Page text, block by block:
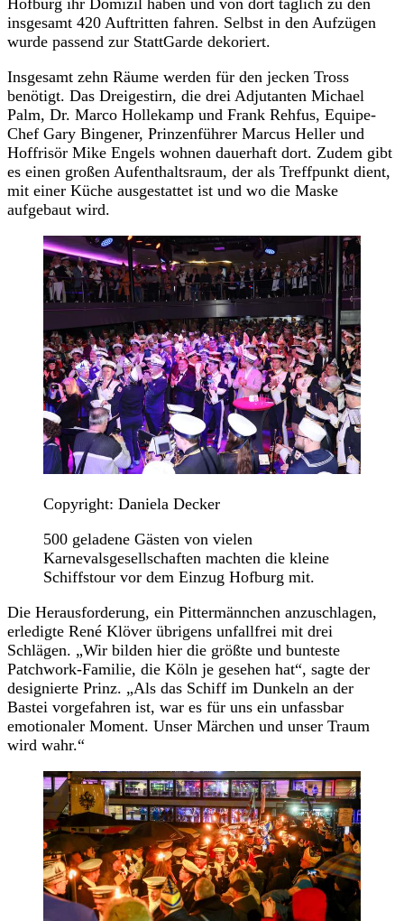
insgesamt 420 Auftritten fahren. Selbst in den Aufzügen
wurde passend zur StattGarde dekoriert.
Insgesamt zehn Räume werden für den jecken Tross
benötigt. Das Dreigestirn, die drei Adjutanten Michael
Palm, Dr. Marco Hollekamp und Frank Rehfus, Equipe-
Chef Gary Bingener, Prinzenführer Marcus Heller und
Hoffrisör Mike Engels wohnen dauerhaft dort. Zudem gibt
es einen großen Aufenthaltsraum, der als Treffpunkt dient,
mit einer Küche ausgestattet ist und wo die Maske
aufgebaut wird.
Copyright: Daniela Decker
500 geladene Gästen von vielen
Karnevalsgesellschaften machten die kleine
Schiffstour vor dem Einzug Hofburg mit.
Die Herausforderung, ein Pittermännchen anzuschlagen,
erledigte René Klöver übrigens unfallfrei mit drei
Schlägen. „Wir bilden hier die größte und bunteste
Patchwork-Familie, die Köln je gesehen hat“, sagte der
designierte Prinz. „Als das Schiff im Dunkeln an der
Bastei vorgefahren ist, war es für uns ein unfassbar
emotionaler Moment. Unser Märchen und unser Traum
wird wahr.“